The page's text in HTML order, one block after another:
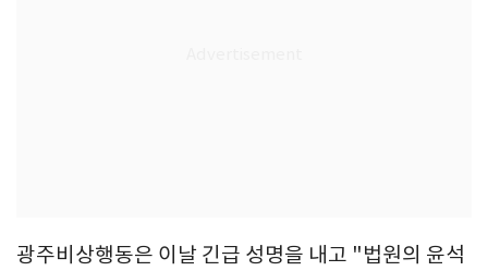
광주비상행동은 이날 긴급 성명을 내고 "법원의 윤석